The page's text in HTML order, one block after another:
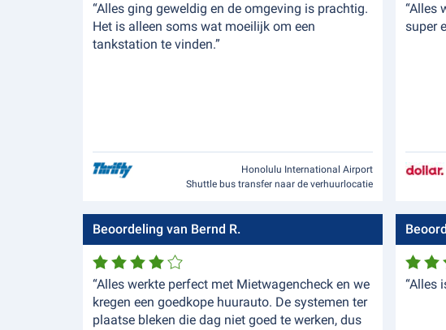
“Alles ging geweldig en de omgeving is prachtig.
Het is alleen soms wat moeilijk om een
tankstation te vinden.”
Honolulu International Airport
Shuttle bus transfer naar de verhuurlocatie
“Alles
super
Beoordeling van Bernd R.
“Alles werkte perfect met Mietwagencheck en we
kregen een goedkope huurauto. De systemen ter
plaatse bleken die dag niet goed te werken, dus
“Alles